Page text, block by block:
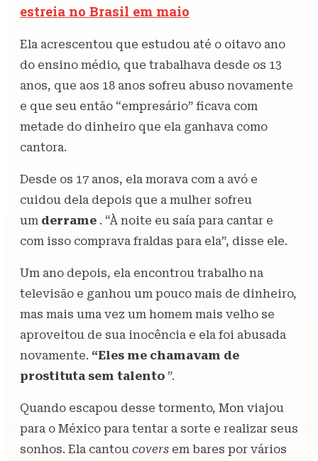
estreia no Brasil em maio
Ela acrescentou que estudou até o oitavo ano
do ensino médio, que trabalhava desde os 13
anos, que aos 18 anos sofreu abuso novamente
e que seu então “empresário” ficava com
metade do dinheiro que ela ganhava como
cantora.
Desde os 17 anos, ela morava com a avó e
cuidou dela depois que a mulher sofreu
um derrame . “À noite eu saía para cantar e
com isso comprava fraldas para ela”, disse ele.
Um ano depois, ela encontrou trabalho na
televisão e ganhou um pouco mais de dinheiro,
mas mais uma vez um homem mais velho se
aproveitou de sua inocência e ela foi abusada
novamente. “Eles me chamavam de
prostituta sem talento ”.
Quando escapou desse tormento, Mon viajou
para o México para tentar a sorte e realizar seus
sonhos. Ela cantou covers em bares por vários